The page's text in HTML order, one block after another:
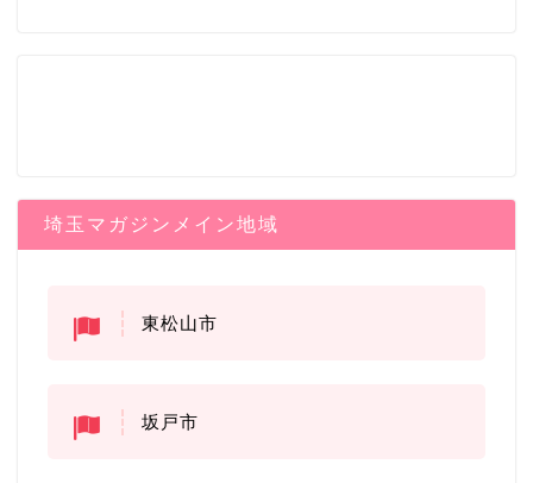
埼玉マガジンメイン地域
東松山市
坂戸市